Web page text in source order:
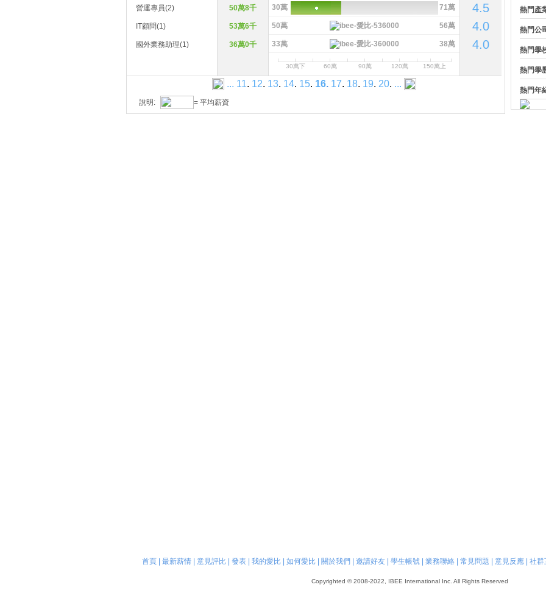
營運專員(2) 50萬8千 30萬 71萬 4.5
IT顧問(1) 53萬6千 50萬 56萬 4.0
國外業務助理(1) 36萬0千 33萬 38萬 4.0
30萬下 60萬 90萬 120萬 150萬上
... 11. 12. 13. 14. 15. 16. 17. 18. 19. 20. ...
說明: = 平均薪資
熱門產
熱門公
熱門學
熱門學
熱門年
首頁| 最新薪情| 意見評比| 發表| 我的愛比| 如何愛比| 關於我們 邀請好友| 學生帳號| 業務聯絡| 常見問題 意見反應| 社群
Copyrighted © 2008-2022, IBEE International Inc. All Rights Reserved